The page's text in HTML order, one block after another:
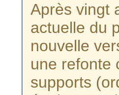
Après vingt
actuelle du
nouvelle
une refonte
supports